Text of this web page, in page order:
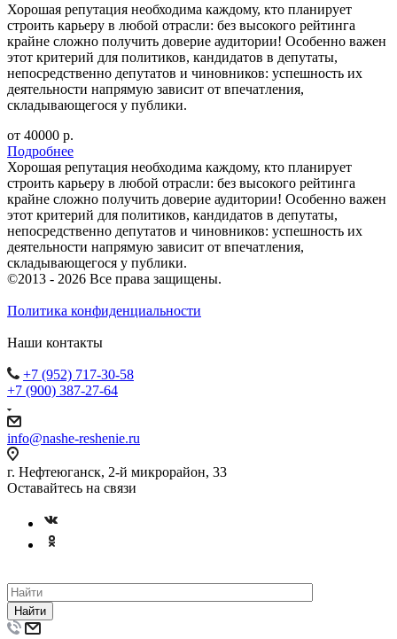
Хорошая репутация необходима каждому, кто планирует
строить карьеру в любой отрасли: без высокого рейтинга
крайне сложно получить доверие аудитории! Особенно важен
этот критерий для политиков, кандидатов в депутаты,
непосредственно депутатов и чиновников: успешность их
деятельности напрямую зависит от впечатления,
складывающегося у публики.
от 40000 р.
Подробнее
Хорошая репутация необходима каждому, кто планирует
строить карьеру в любой отрасли: без высокого рейтинга
крайне сложно получить доверие аудитории! Особенно важен
этот критерий для политиков, кандидатов в депутаты,
непосредственно депутатов и чиновников: успешность их
деятельности напрямую зависит от впечатления,
складывающегося у публики.
©2013 - 2026 Все права защищены.
Политика конфиденциальности
Наши контакты
+7 (952) 717-30-58
+7 (900) 387-27-64
info@nashe-reshenie.ru
г. Нефтеюганск, 2-й микрорайон, 33
Оставайтесь на связи
Найти